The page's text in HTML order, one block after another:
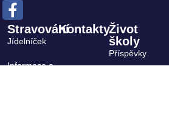
Stravování
Jídelníček
Informace o
KontaktyŽivot
školy
Příspěvky